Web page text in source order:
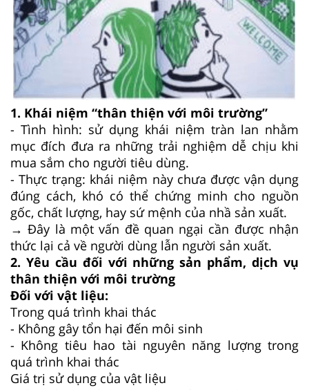
1. Khái niệm “thân thiện với môi trường”
- Tình hình: sử dụng khái niệm tràn lan nhằm
mục đích đưa ra những trải nghiệm dễ chịu khi
mua sắm cho người tiêu dùng.
- Thực trạng: khái niệm này chưa được vận dụng
đúng cách, khó có thể chứng minh cho nguồn
gốc, chất lượng, hay sứ mệnh của nhầ sản xuất.
→ Đây là một vấn đề quan ngại cần được nhận
thức lại cả về người dùng lẫn người sản xuất.
2. Yêu cầu đối với những sản phẩm, dịch vụ
thân thiện với môi trường
Đối với vật liệu:
Trong quá trình khai thác
- Không gây tổn hại đến môi sinh
- Không tiêu hao tài nguyên năng lượng trong
quá trình khai thác
Giá trị sử dụng của vật liệu